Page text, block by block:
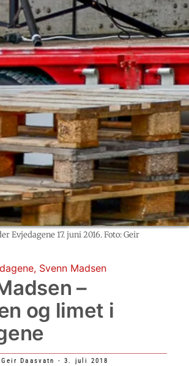
Evjedagene 17. juni 2016. Foto: Geir
, Svenn Madsen
–
og limet i
Geir Daasvatn -3. juli 2018